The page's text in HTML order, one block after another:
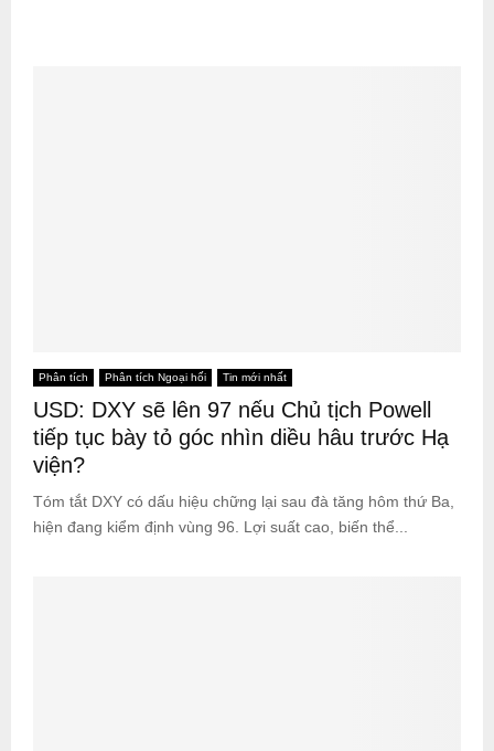
Phân tích Phân tích Ngoại hối Tin mới nhất
USD: DXY sẽ lên 97 nếu Chủ tịch Powell
tiếp tục bày tỏ góc nhìn diều hâu trước Hạ
viện?
Tóm tắt DXY có dấu hiệu chững lại sau đà tăng hôm thứ Ba,
hiện đang kiểm định vùng 96. Lợi suất cao, biến thể...